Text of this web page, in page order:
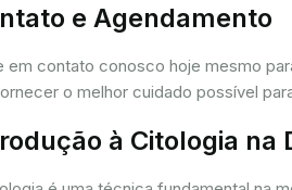
e Agendamento
em contato conosco hoje mesmo
o melhor cuidado possível
à Citologia na